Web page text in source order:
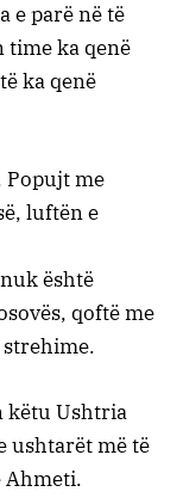
e parë në të
time ka qenë
ka qenë
Popujt me
luftën e
është
qoftë me
këtu Ushtria
ushtarët më të
Ahmeti.